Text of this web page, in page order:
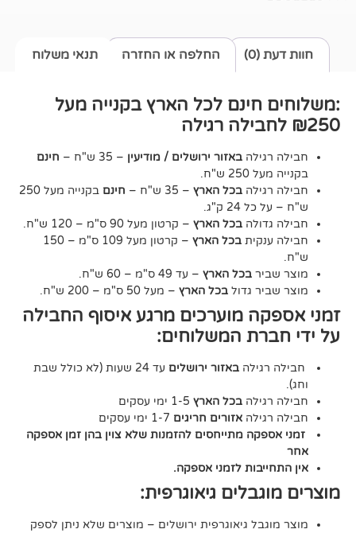
תנאי משלוח החלפה או החזרה
לכל הארץ בקנייה מעל
באזור ירושלים / מודיעין– 35 ש"ח –
חינם
בכל הארץ– 35 ש"ח – חינם
בקנייה מעל 250
בכל הארץ – קרטון מעל 90 ס"מ – 120 ש"ח.
בכל הארץ – קרטון מעל 109 ס"מ – 150
בכל הארץ– עד 49 ס"מ – 60 ש"ח.
גדול
בכל הארץ– מעל 50 ס"מ – 200 ש"ח.
מוערכים מרגע איסוף החבילה
המשלוחים:
באזור ירושלים עד 24 שעות (לא כולל שבת
בכל הארץ1-5 ימי עסקים
אזורים חריגים1-7 ימי עסקים
מתייחסים להזמנות שלא צוין בהן זמן אספקה
לזמני אספקה.
גיאוגרפית:
גיאוגרפית ירושלים – מוצרים שלא ניתן לספק